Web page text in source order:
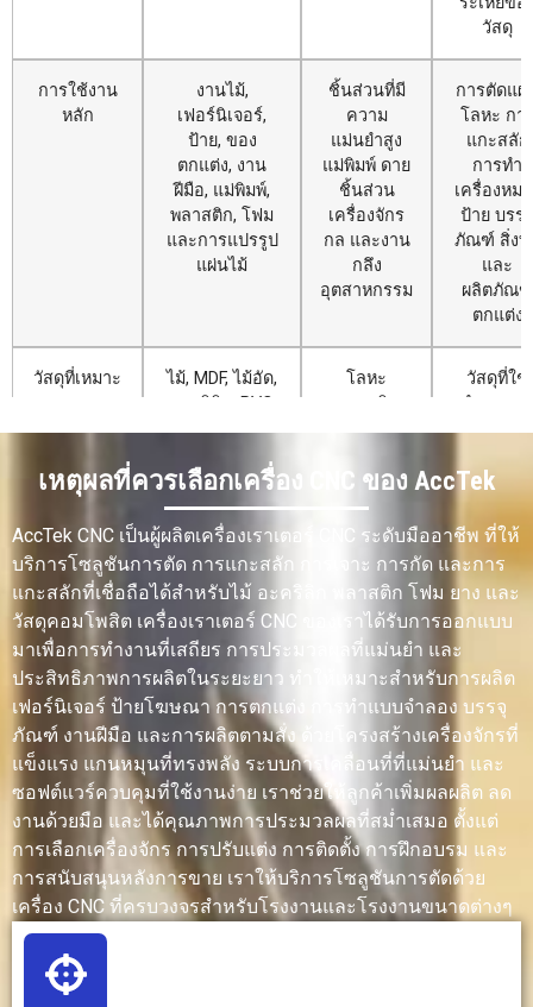
วัสดุ
การใช้งาน
หลัก
งานไม้,
เฟอร์นิเจอร์,
ป้าย, ของ
ตกแต่ง, งาน
ฝีมือ, แม่พิมพ์,
พลาสติก, โฟม
และการแปรรูป
แผ่นไม้
ชิ้นส่วนที่มี
ความ
แม่นยำสูง
แม่พิมพ์ ดาย
ชิ้นส่วน
เครื่องจักร
กล และงาน
กลึง
อุตสาหกรรม
การตัดแผ่
โลหะ กา
แกะสลัก
การทำ
เครื่องหม
ป้าย บรรจุ
ภัณฑ์ สิ่งท
และ
ผลิตภัณฑ์
ตกแต่ง
วัสดุที่เหมาะ
ไม้, MDF, ไม้อัด,
อะคริลิก, PVC,
พลาสติก, โฟม,
ผสม และโลหะ
อ่อนบางชนิด
โลหะ
พลาสติก
วิศวกรรม
และวัสดุ
อุตสาหกรรม
ที่มีความ
วัสดุที่ใช้
ทำเลเซอ
ได้แก่ ไม้
กระดาษ ผ้
พลาสติก
กับชนิดข
เลเซอร์
ความเร็วใน
การตัด
รวดเร็วสำหรับ
การตัดแผ่นไม้
แผง ป้าย และ
ชิ้นส่วน
เฟอร์นิเจอร์
ช้ากว่า
สำหรับแผ่น
โลหะขนาด
ใหญ่ แต่แข็ง
แรงทนทาน
สำหรับการ
กลึงที่
ต้องการ
ความ
แม่นยำสูง
เร็วมาก
สำหรับกา
ตัดแผ่นบา
และการตั
ตามรูปทร
ละเอียด
ความ
เหตุผลที่ควรเลือกเครื่อง CNC ของ AccTek
AccTek CNC เป็นผู้ผลิตเครื่องเราเตอร์ CNC ระดับมืออาชีพ ที่ให้
บริการโซลูชันการตัด การแกะสลัก การเจาะ การกัด และการ
แกะสลักที่เชื่อถือได้สำหรับไม้ อะคริลิก พลาสติก โฟม ยาง และ
วัสดุคอมโพสิต เครื่องเราเตอร์ CNC ของเราได้รับการออกแบบ
มาเพื่อการทำงานที่เสถียร การประมวลผลที่แม่นยำ และ
ประสิทธิภาพการผลิตในระยะยาว ทำให้เหมาะสำหรับการผลิต
เฟอร์นิเจอร์ ป้ายโฆษณา การตกแต่ง การทำแบบจำลอง บรรจุ
ภัณฑ์ งานฝีมือ และการผลิตตามสั่ง ด้วยโครงสร้างเครื่องจักรที่
แข็งแรง แกนหมุนที่ทรงพลัง ระบบการเคลื่อนที่ที่แม่นยำ และ
ซอฟต์แวร์ควบคุมที่ใช้งานง่าย เราช่วยให้ลูกค้าเพิ่มผลผลิต ลด
งานด้วยมือ และได้คุณภาพการประมวลผลที่สม่ำเสมอ ตั้งแต่
การเลือกเครื่องจักร การปรับแต่ง การติดตั้ง การฝึกอบรม และ
การสนับสนุนหลังการขาย เราให้บริการโซลูชันการตัดด้วย
เครื่อง CNC ที่ครบวงจรสำหรับโรงงานและโรงงานขนาดต่างๆ